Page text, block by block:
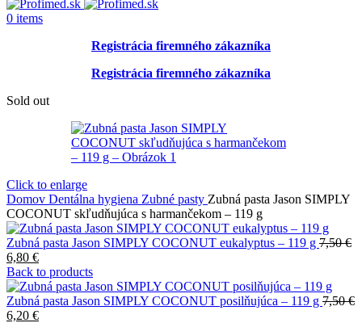
0 items
Registrácia firemného zákazníka
Registrácia firemného zákazníka
Sold out
Click to enlarge
Domov Dentálna hygiena Zubné pasty Zubná pasta Jason SIMPLY
COCONUT skľudňujúca s harmančekom – 119 g
Zubná pasta Jason SIMPLY COCONUT eukalyptus – 119 g 7,50€
Pôvodná
cena
bola:
7,50 €.
6,80 €Aktuálna
cena
je:
6,80 €.
Back to products
Zubná pasta Jason SIMPLY COCONUT posilňujúca – 119 g 7,50€
Pôvodná
6,20 €Aktuálna